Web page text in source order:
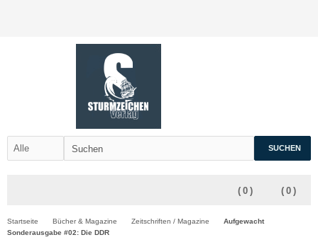
SUCHEN
( 0 )
( 0 )
Startseite Bücher & Magazine Zeitschriften / Magazine
Aufgewacht
Sonderausgabe #02: Die DDR